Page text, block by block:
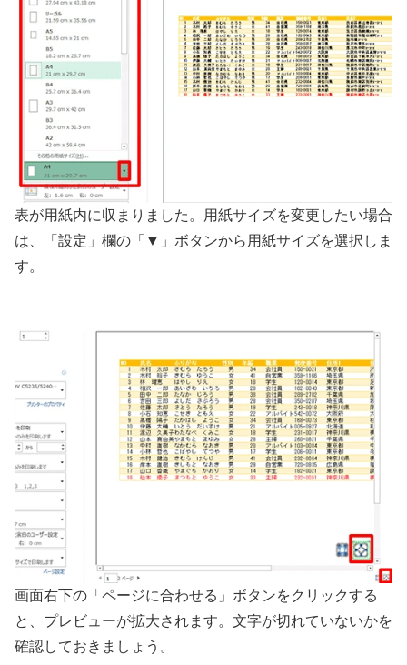
表が用紙内に収まりました。用紙サイズを変更したい場合
は、「設定」欄の「▼」ボタンから用紙サイズを選択しま
す。
画面右下の「ページに合わせる」ボタンをクリックする
と、プレビューが拡大されます。文字が切れていないかを
確認しておきましょう。